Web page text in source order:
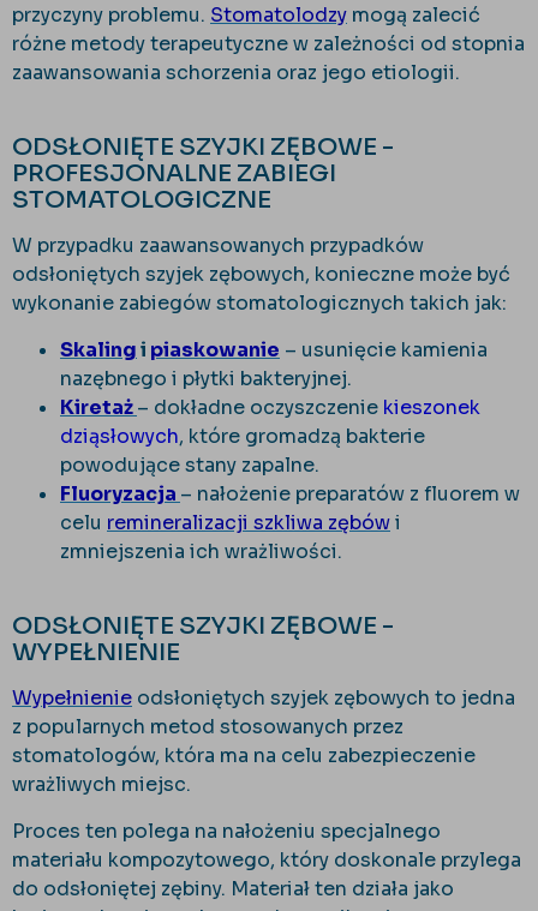
przyczyny problemu. Stomatolodzy mogą zalecić
różne metody terapeutyczne w zależności od stopnia
zaawansowania schorzenia oraz jego etiologii.
ODSŁONIĘTE SZYJKI ZĘBOWE -
PROFESJONALNE ZABIEGI
STOMATOLOGICZNE
W przypadku zaawansowanych przypadków
odsłoniętych szyjek zębowych, konieczne może być
wykonanie zabiegów stomatologicznych takich jak:
Skalingi piaskowanie – usunięcie kamienia
nazębnego i płytki bakteryjnej.
Kiretaż– dokładne oczyszczenie kieszonek
dziąsłowych, które gromadzą bakterie
powodujące stany zapalne.
Fluoryzacja – nałożenie preparatów z fluorem w
celu remineralizacji szkliwa zębówi
zmniejszenia ich wrażliwości.
ODSŁONIĘTE SZYJKI ZĘBOWE -
WYPEŁNIENIE
Wypełnienie odsłoniętych szyjek zębowych to jedna
z popularnych metod stosowanych przez
stomatologów, która ma na celu zabezpieczenie
wrażliwych miejsc.
Proces ten polega na nałożeniu specjalnego
materiału kompozytowego, który doskonale przylega
do odsłoniętej zębiny. Materiał ten działa jako